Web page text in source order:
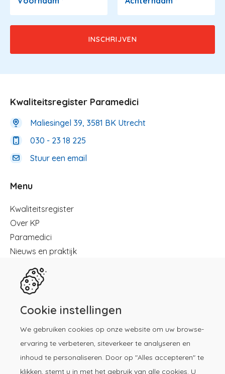
Cookie instellingen
We gebruiken cookies op onze website om uw browse-
ervaring te verbeteren, siteverkeer te analyseren en
inhoud te personaliseren. Door op "Alles accepteren" te
klikken, stemt u in met het gebruik van alle cookies. U
Kwaliteitsregister Paramedici
Maliesingel 39, 3581 BK Utrecht
030 - 23 18 225
Stuur een email
Menu
Menu
Kwaliteitsregister
Over KP
Paramedici
Nieuws en praktijk
Kennisbibliotheek
Herregistratie
Contact